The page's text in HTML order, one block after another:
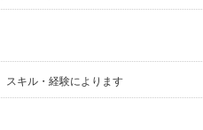
キル・経験によります